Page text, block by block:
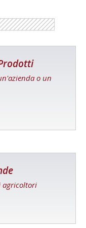
o un
agricoltori